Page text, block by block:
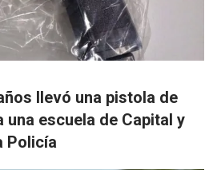
llevó una pistola de
escuela de Capital y
Policía